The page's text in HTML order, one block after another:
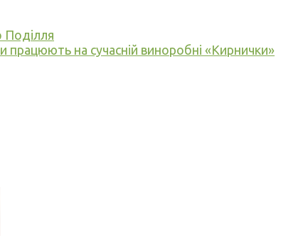
Поділля
на сучасній виноробні «Кирнички»